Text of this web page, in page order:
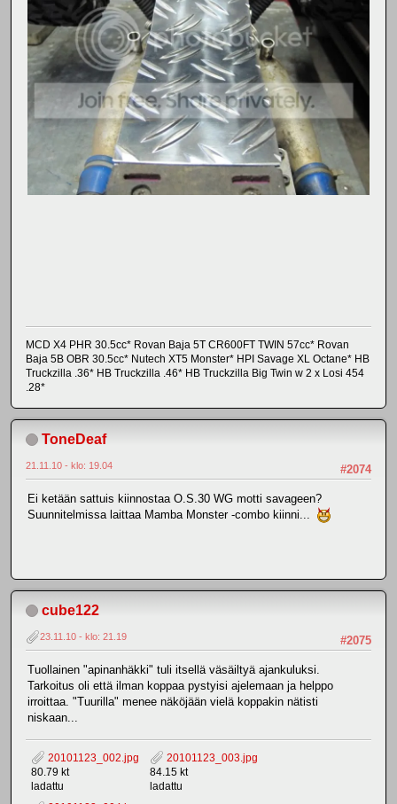
MCD X4 PHR 30.5cc* Rovan Baja 5T CR600FT TWIN 57cc* Rovan
Baja 5B OBR 30.5cc* Nutech XT5 Monster* HPI Savage XL Octane* HB
Truckzilla .36* HB Truckzilla .46* HB Truckzilla Big Twin w 2 x Losi 454
.28*
ToneDeaf
#2074
21.11.10 - klo: 19.04
Ei ketään sattuis kiinnostaa O.S.30 WG motti savageen?
Suunnitelmissa laittaa Mamba Monster -combo kiinni...
cube122
#2075
23.11.10 - klo: 21.19
Tuollainen "apinanhäkki" tuli itsellä väsäiltyä ajankuluksi.
Tarkoitus oli että ilman koppaa pystyisi ajelemaan ja helppo
irroittaa. "Tuurilla" menee näköjään vielä koppakin nätisti
niskaan...
20101123_002.jpg
80.79 kt
ladattu
20101123_003.jpg
84.15 kt
ladattu